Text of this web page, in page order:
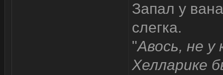
Запал у
слегка.
"Авось, не у
Хелларике